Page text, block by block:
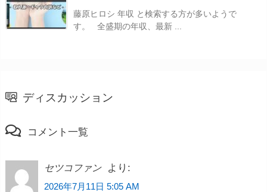
藤原ヒロシ 年収 と検索する方が多いようで
す。 全盛期の年収、最新 ...
ディスカッション
コメント一覧
セツコファン より:
2026年7月11日 5:05 AM